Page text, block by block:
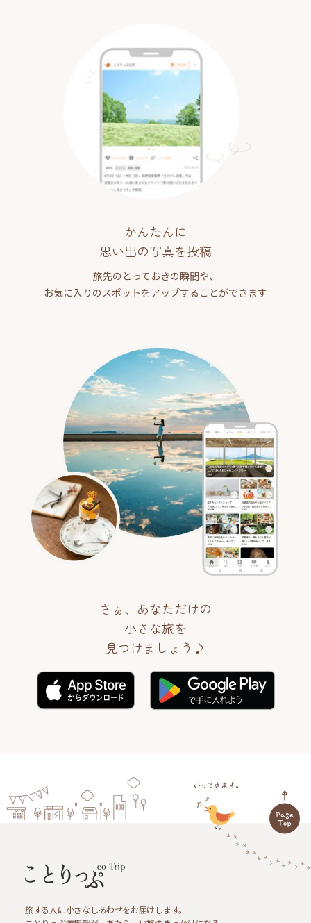
かんたんに
思い出の写真を投稿
旅先のとっておきの瞬間や、
お気に入りのスポットをアップすることができます
さぁ、あなただけの
小さな旅を
見つけましょう♪
旅する人に小さなしあわせをお届けします。